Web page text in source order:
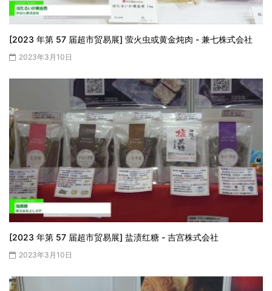
[2023 年第 57 届超市贸易展] 萤火虫或黄金炖肉 - 兼七株式会社
2023年3月10日
[2023 年第 57 届超市贸易展] 盐渍红糖 - 吉宫株式会社
2023年3月10日